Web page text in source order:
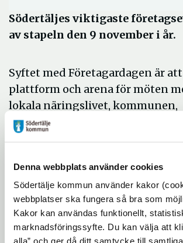
Denna webbplats använder cookies
Södertälje kommun använder kakor
webbplatser ska fungera så bra som
Kakor kan användas funktionellt,
marknadsföringssyfte. Du kan välja att
alla” och ger då ditt samtycke till
Södertäljes viktigaste
av stapeln den 9 november i år.
Syftet med Företagardagen är
plattform och arena för möten
lokala näringslivet, kommunen,
organisationer och allmänheten
attraktionskraft. Varje år deltar ca
utställare och besöks av ca 2000
Södertäljegalan som arrangeras
efter mässan syftar till att lyfta
exempel bland Södertäljes